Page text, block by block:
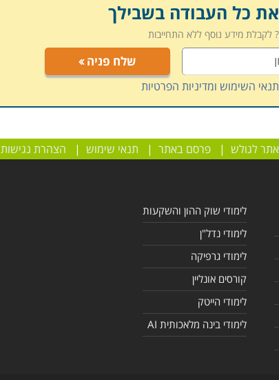
כל העבודה בשבילך
לקבלת מידע נוסף ללא התחייבות
שלח פניה
השימוש ומדיניות הפרטיות
לגולש |פרסם באתר | תנאי שימוש | הצהרת נגישות
לימודי שוק ההון והשקעות
לימודי נדל"ן
לימודי גרפיקה
קורסים אונליין
לימודי הייטק
לימודי בינה מלאכותית AI